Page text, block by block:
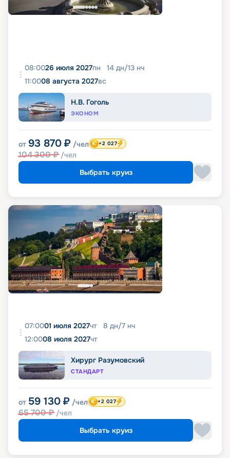
08:0026 июля 2027пн 14 дн/13 нч
11:0008 августа 2027вс
Н.В. Гоголь
ЭКОНОМ
от 93 870 ₽ /чел
104 300₽ /чел
+2 027
Выбрать круиз
07:0001 июля 2027чт 8 дн/7 нч
12:0008 июля 2027чт
Хирург Разумовский
СТАНДАРТ
от 59 130 ₽ /чел
65 700₽ /чел
+2 027
Выбрать круиз